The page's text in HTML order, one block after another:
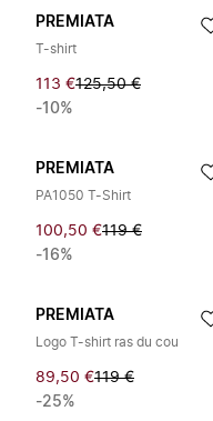
PREMIATA
T-shirt
113 €125,50 €
-10%
PREMIATA
PA1050 T-Shirt
100,50 €119 €
-16%
PREMIATA
Logo T-shirt ras du cou
89,50 €119 €
-25%